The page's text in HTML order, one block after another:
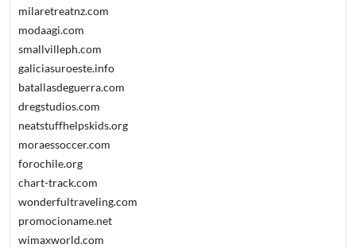
milaretreatnz.com
modaagi.com
smallvilleph.com
galiciasuroeste.info
batallasdeguerra.com
dregstudios.com
neatstuffhelpskids.org
moraessoccer.com
forochile.org
chart-track.com
wonderfultraveling.com
promocioname.net
wimaxworld.com